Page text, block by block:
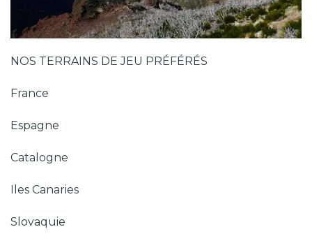
NOS TERRAINS DE JEU PRÉFÉRÉS
France
Espagne
Catalogne
Iles Canaries
Slovaquie